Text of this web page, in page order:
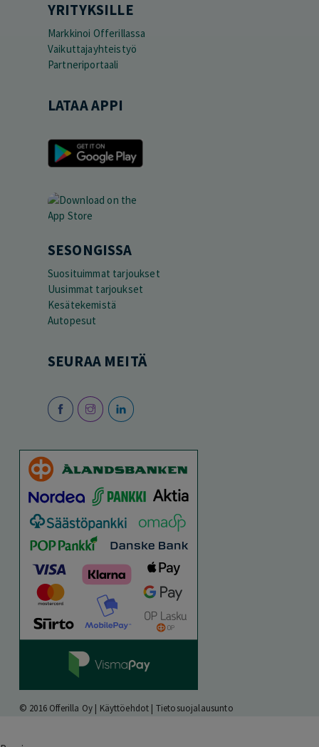
YRITYKSILLE
Markkinoi Offerillassa
Vaikuttajayhteistyö
Partneriportaali
LATAA APPI
SESONGISSA
Suosituimmat tarjoukset
Uusimmat tarjoukset
Kesätekemistä
Autopesut
SEURAA MEITÄ
© 2016 Offerilla Oy | Käyttöehdot | Tietosuojalausunto